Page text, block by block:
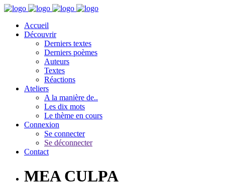
Accueil
Découvrir
Derniers textes
Derniers poèmes
Auteurs
Textes
Réactions
Ateliers
A la manière de..
Les dix mots
Le thème en cours
Connexion
Se connecter
Se déconnecter
Contact
MEA CULPA